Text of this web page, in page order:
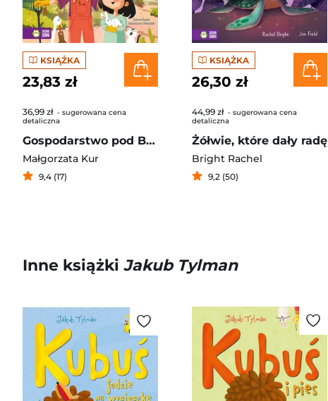
KSIĄŻKA
23,83 zł
36,99 zł - sugerowana cena
detaliczna
Gospodarstwo pod Becząca Owcą. Przygoda się zaczyna
Małgorzata Kur
9,4 (17)
KSIĄŻKA
26,30 zł
44,99 zł - sugerowana cena
detaliczna
Żółwie, które dały radę
Bright Rachel
9,2 (50)
Inne książki Jakub Tylman